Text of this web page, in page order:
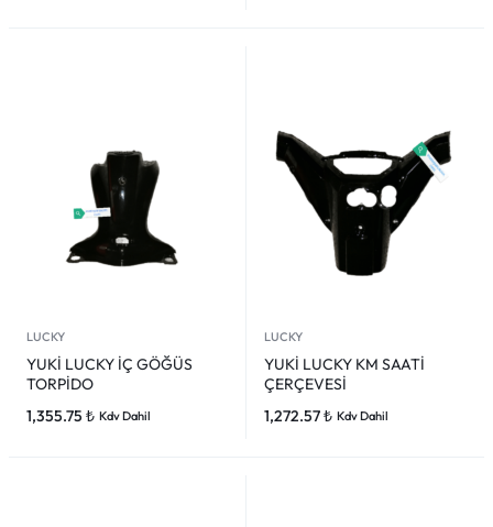
LUCKY
YUKİ LUCKY İÇ GÖĞÜS
TORPİDO
1,355.75 ₺ Kdv Dahil
LUCKY
YUKİ LUCKY KM SAATİ
ÇERÇEVESİ
1,272.57₺ Kdv Dahil